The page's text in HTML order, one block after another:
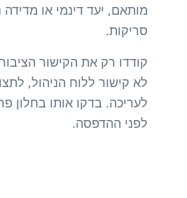
מותאם, יעד דינמי או
סריקות.
קודדו רק את הקישור
לא קישור ללוח הניהול,
לעריכה. בדקו אותו בחלון
לפני ההדפסה.